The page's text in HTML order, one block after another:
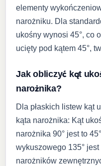
elementy
narożniku. Dla
ukośny wynosi 45°, co
ucięty pod kątem 45°,
Jak obliczyć kąt
narożnika?
Dla płaskich listew kąt
kąta narożnika: Kąt
narożnika 90° jest to
wykuszowego 135°
narożników